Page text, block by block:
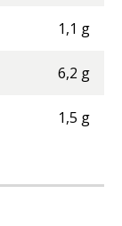
1,1 g
6,2 g
1,5 g